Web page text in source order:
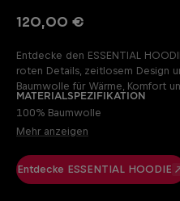
120,00 €
Entdecke den ESSENTIAL
roten Details, zeitlosem Design
Baumwolle für Wärme, Komfort
Materialspezifikation
100% Baumwolle
Mehr anzeigen
Entdecke ESSENTIAL HOODIE